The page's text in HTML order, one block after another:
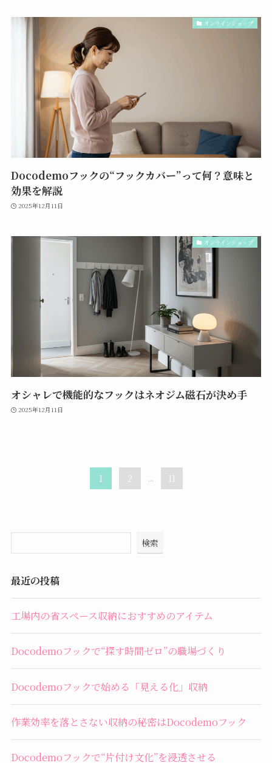
オンラインショップ
Docodemoフックの“フックカバー”って何？意味と
効果を解説
2025年12月11日
オンラインショップ
オシャレで機能的なフックはネオジム磁石が決め手
2025年12月11日
1 2 ... 11
検索
最近の投稿
工場内の省スペース収納におすすめのアイテム
Docodemoフックで“探す時間ゼロ”の職場づくり
Docodemoフックで始める「見える化」収納
作業効率を落とさない収納の秘密はDocodemoフック
Docodemoフックで“片付け文化”を浸透させる